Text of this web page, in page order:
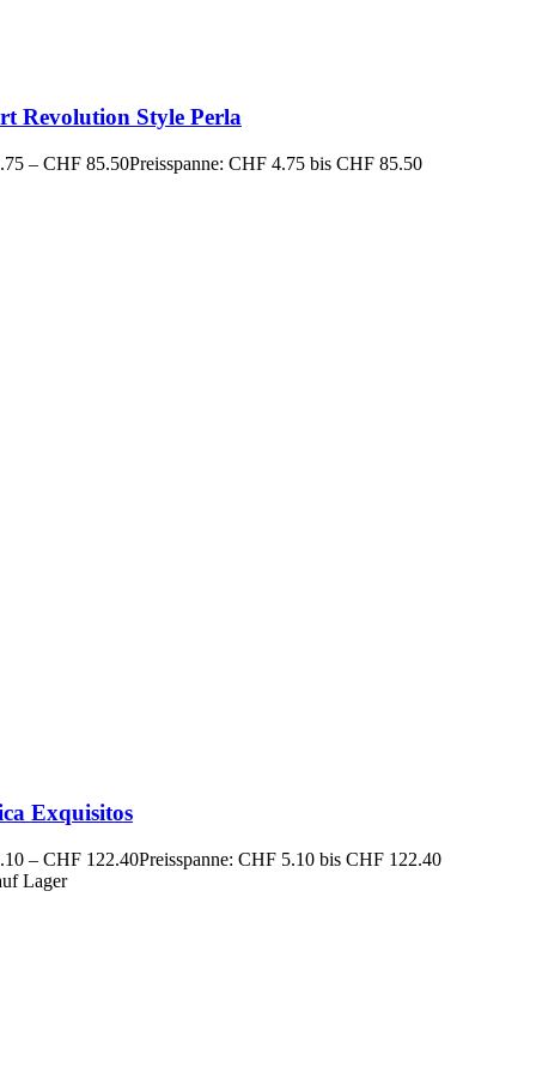
Revolution Style Perla
– CHF 85.50Preisspanne: CHF 4.75 bis CHF 85.50
Exquisitos
– CHF 122.40Preisspanne: CHF 5.10 bis CHF 122.40
Lager